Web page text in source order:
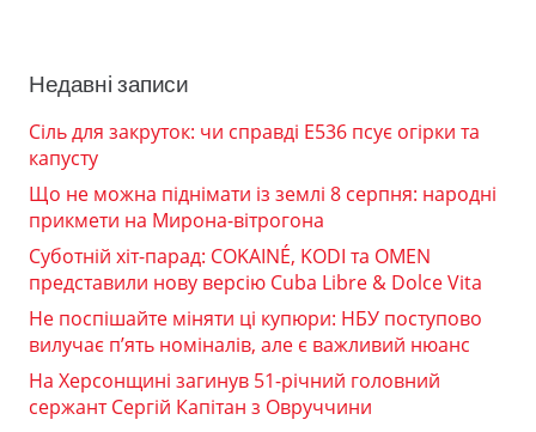
Недавні записи
Сіль для закруток: чи справді Е536 псує огірки та
капусту
Що не можна піднімати із землі 8 серпня: народні
прикмети на Мирона-вітрогона
Суботній хіт-парад: COKAINÉ, KODI та OMEN
представили нову версію Cuba Libre & Dolce Vita
Не поспішайте міняти ці купюри: НБУ поступово
вилучає п’ять номіналів, але є важливий нюанс
На Херсонщині загинув 51-річний головний
сержант Сергій Капітан з Овруччини